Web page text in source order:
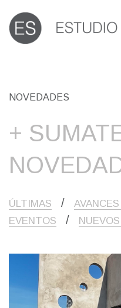
NOVEDADES
+
ÚLTIMAS /
EVENTOS /